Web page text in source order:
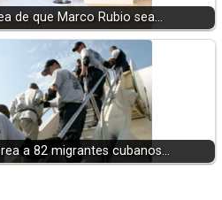
de que Marco Rubio sea…
a 82 migrantes cubanos…